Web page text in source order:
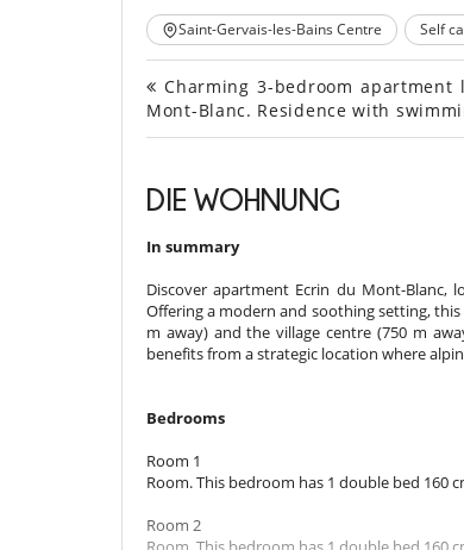
Saint-Gervais-les-Bains Centre Self
Charming 3-bedroom
Mont-Blanc. Residence with
DIE WOHNUNG
In summary
Discover apartment Ecrin du Mont-Blanc,
Offering a modern and soothing setting,
m away) and the village centre (750 m
benefits from a strategic location where
Bedrooms
Room 1
Room. This bedroom has 1 double bed 160
Room 2